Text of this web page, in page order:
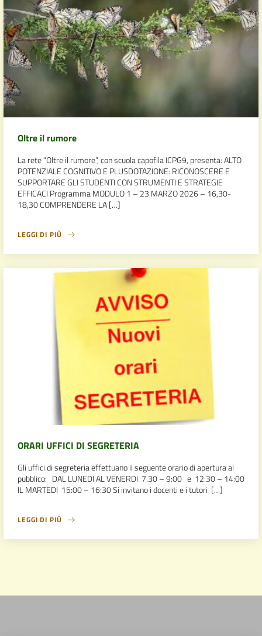
Oltre il rumore
La rete “Oltre il rumore”, con scuola capofila ICPG9, presenta: ALTO
POTENZIALE COGNITIVO E PLUSDOTAZIONE: RICONOSCERE E
SUPPORTARE GLI STUDENTI CON STRUMENTI E STRATEGIE
EFFICACI Programma MODULO 1 – 23 MARZO 2026 – 16,30-
18,30 COMPRENDERE LA […]
LEGGI DI PIÙ
ORARI UFFICI DI SEGRETERIA
Gli uffici di segreteria effettuano il seguente orario di apertura al
pubblico: DAL LUNEDI AL VENERDI 7.30 – 9:00 e 12:30 – 14:00
IL MARTEDI 15:00 – 16:30 Si invitano i docenti e i tutori […]
LEGGI DI PIÙ